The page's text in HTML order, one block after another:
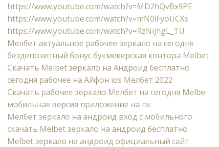
https://www.youtube.com/watch?v=MD2hQvBx9PE
https://www.youtube.com/watch?v=mN0iFyoUCXs
https://www.youtube.com/watch?v=RzNijhgL_TU
Мелбет актуальное рабочее зеркало на сегодня
бездепозитный бонус букмекерская контора Melbet
Cкачать Melbet зеркало на Андроид бесплатно
сегодня рабочее на Айфон ios Мелбет 2022
Скачать рабочее зеркало Мелбет на сегодня Melbe
мобильная версия приложение на пк
Мелбет зеркало на андроид вход с мобильного
скачать Melbet зеркало на андроид бесплатно
Melbet зеркало на андроид официальный сайт